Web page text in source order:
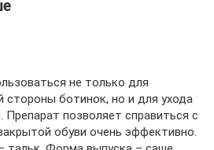
не только для
стороны ботинок, но и для ухода
позволяет справиться с
обуви очень эффективно.